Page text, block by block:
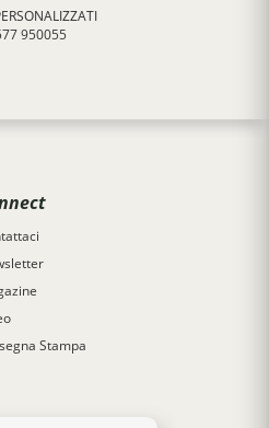
950055
Stampa